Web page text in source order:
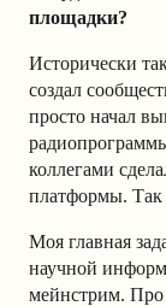
площадки?
Исторически
создал
просто начал
коллегами
платформы. Так
Моя главная
научной
мейнстрим. Про